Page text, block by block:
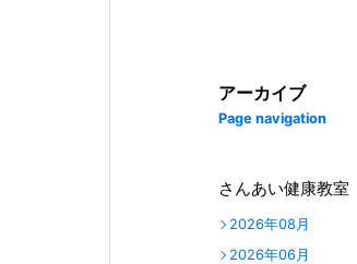
アーカイブ
Page navigation
さんあい健康教室
2026年08月
2026年06月